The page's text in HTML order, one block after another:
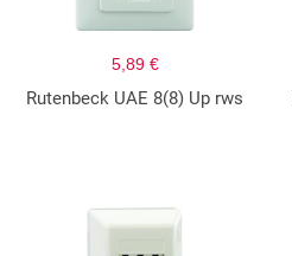
5,89 €
Rutenbeck UAE 8(8) Up rws